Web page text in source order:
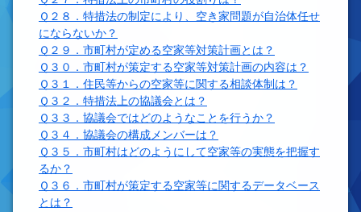
Ｑ２８．特措法の制定により、空き家問題が自治体任せ
にならないか？
Ｑ２９．市町村が定める空家等対策計画とは？
Ｑ３０．市町村が策定する空家等対策計画の内容は？
Ｑ３１．住民等からの空家等に関する相談体制は？
Ｑ３２．特措法上の協議会とは？
Ｑ３３．協議会ではどのようなことを行うか？
Ｑ３４．協議会の構成メンバーは？
Ｑ３５．市町村はどのようにして空家等の実態を把握す
るか？
Ｑ３６．市町村が策定する空家等に関するデータベース
とは？